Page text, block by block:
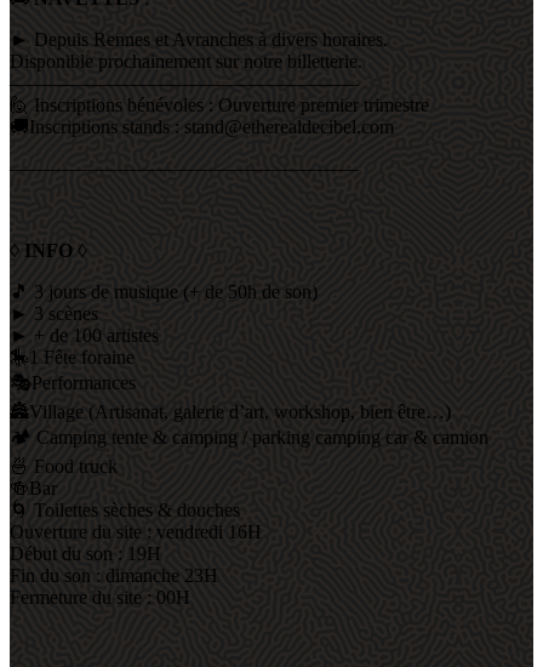
► Depuis Rennes et Avranches à divers horaires.
Disponible prochainement sur notre billetterie.
——————————————————
🙋 Inscriptions bénévoles : Ouverture premier trimestre
🚚Inscriptions stands : stand@etherealdecibel.com
——————————————————
◊ INFO ◊
🎵 3 jours de musique (+ de 50h de son)
► 3 scènes
► + de 100 artistes
🎠1 Fête foraine
🎭Performances
🏯Village (Artisanat, galerie d’art, workshop, bien être…)
🏕️ Camping tente & camping / parking camping car & camion
🍜 Food truck
🍻Bar
🌀 Toilettes sèches & douches
Ouverture du site : vendredi 16H
Début du son : 19H
Fin du son : dimanche 23H
Fermeture du site : 00H